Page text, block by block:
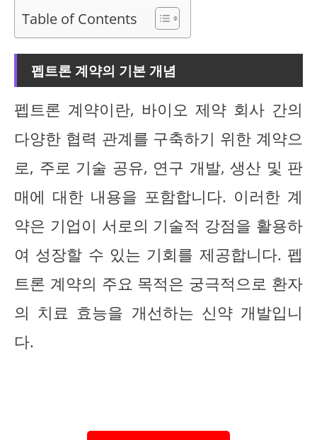
Table of Contents
펩트론 계약의 기본 개념
펩트론 계약이란, 바이오 제약 회사 간의
다양한 협력 관계를 구축하기 위한 계약으
로, 주로 기술 공유, 연구 개발, 생산 및 판
매에 대한 내용을 포함합니다. 이러한 계
약은 기업이 서로의 기술적 강점을 활용하
여 성장할 수 있는 기회를 제공합니다. 펩
트론 계약의 주요 목적은 궁극적으로 환자
의 치료 효능을 개선하는 신약 개발입니
다.